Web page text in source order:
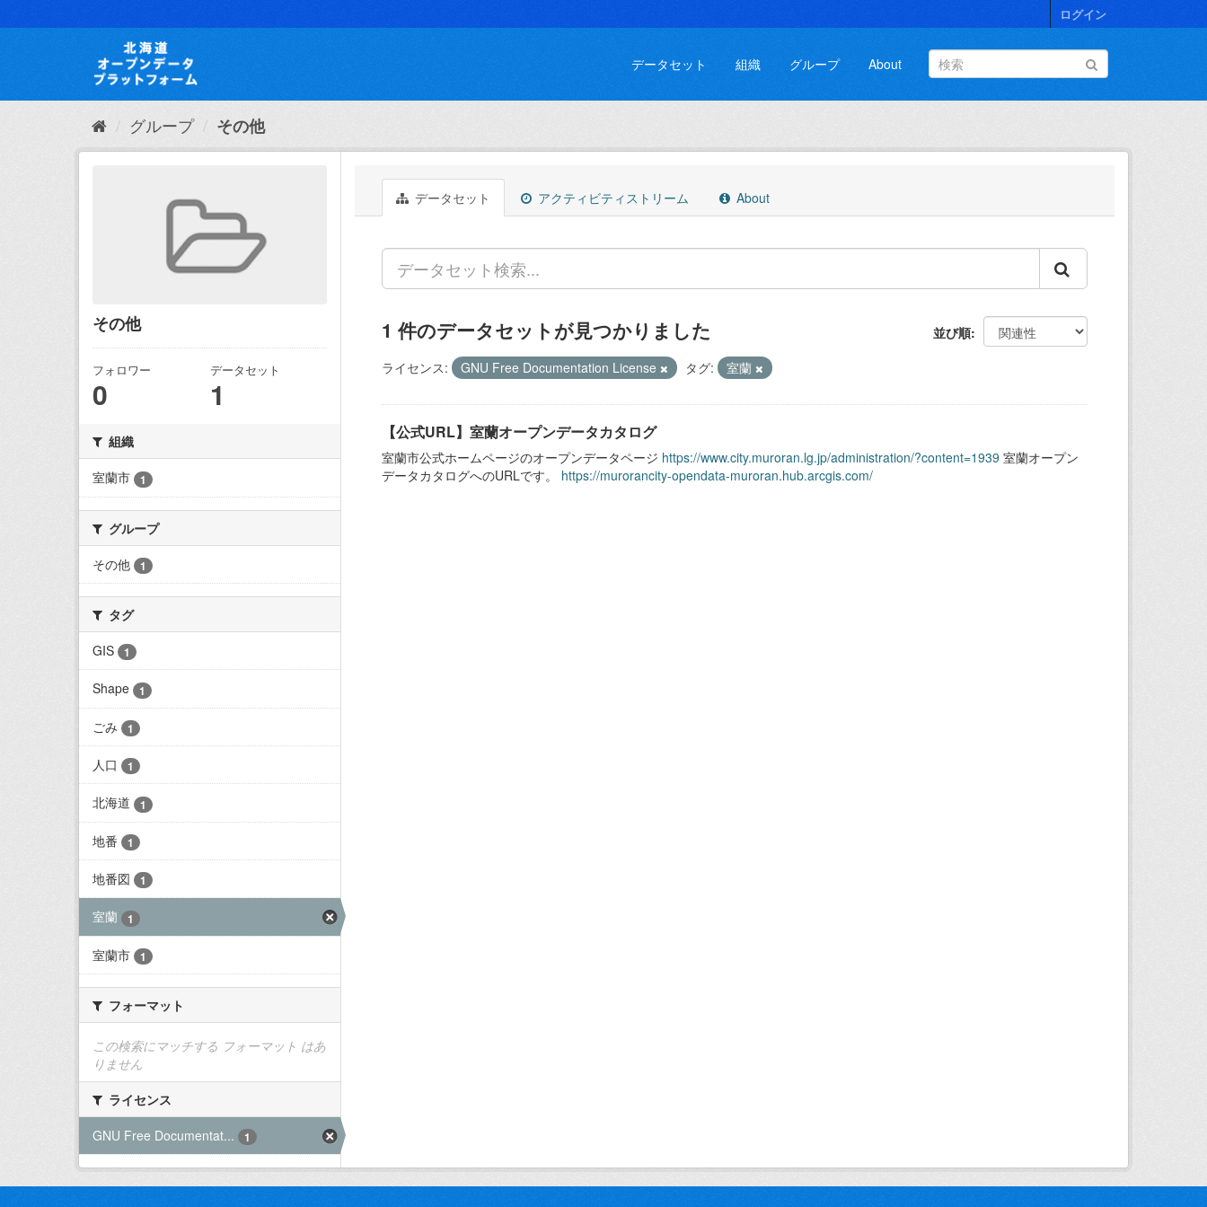
キ
て
ログイン
データセット 組織 グループ About
グループ その他
その他
フォロワー
0
データセット
1
組織
室蘭市
1
グループ
その他
1
タグ
GIS
1
Shape 1
ごみ 1
人口 1
北海道 1
地番 1
地番図 1
室蘭 1
室蘭市 1
フォーマット
この検索にマッチする フォーマット はあ
りません
ライセンス
GNU Free Documentat...
1
データセット アクティビティストリーム About
並び順
1 件のデータセットが見つかりました
ライセンス: GNU Free Documentation License タグ: 室蘭
【公式URL】室蘭オープンデータカタログ
室蘭市公式ホームページのオープンデータページ https://www.city.muroran.lg.jp/administration/?content=1939 室蘭オープン
データカタログへのURLです。 https://murorancity-opendata-muroran.hub.arcgis.com/